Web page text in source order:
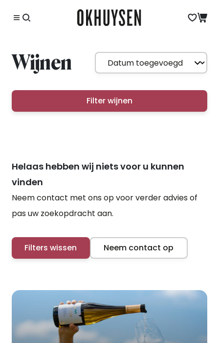
Wijnen
Filter wijnen
Helaas hebben wij niets voor u kunnen
vinden
Neem contact met ons op voor verder advies of
pas uw zoekopdracht aan.
Filters wissen Neem contact op